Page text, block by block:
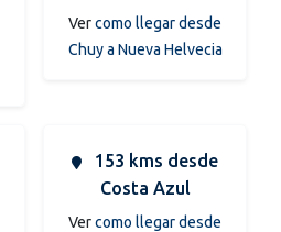
Vercomo llegar desde
Chuy a Nueva Helvecia
153 kms desde
Costa Azul
Vercomo llegar desde